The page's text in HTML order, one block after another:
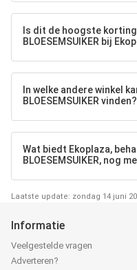
Is dit de hoogste korting
BLOESEMSUIKER bij
In welke andere winkel
BLOESEMSUIKER vinden?
Wat biedt Ekoplaza,
BLOESEMSUIKER, nog
Laatste update: zondag 14 juni
Informatie
Veelgestelde vragen
Adverteren?